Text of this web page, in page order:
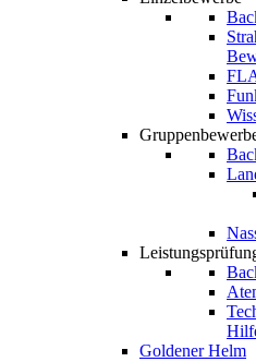
Goldener Helm